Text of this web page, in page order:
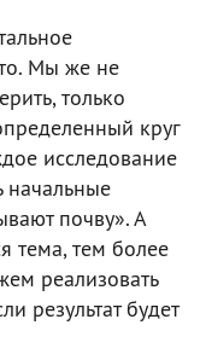
Мы же не
только
круг
исследование
начальные
почву». А
тема, тем более
реализовать
результат будет